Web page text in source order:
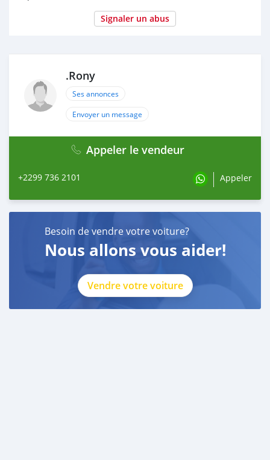
Signaler un abus
.Rony
Ses annonces
Envoyer un message
Appeler le vendeur
+2299 736 2101 Appeler
Besoin de vendre votre voiture?
Nous allons vous aider!
Vendre votre voiture